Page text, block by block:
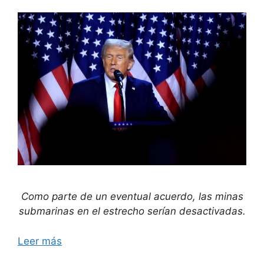
Como parte de un eventual acuerdo, las minas
submarinas en el estrecho serían desactivadas.
Leer más